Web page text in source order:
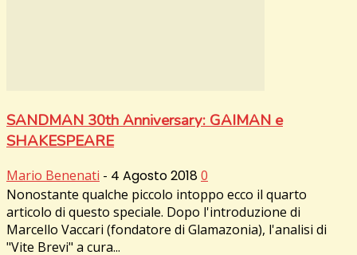
SANDMAN 30th Anniversary: GAIMAN e
SHAKESPEARE
Mario Benenati - 4 Agosto 20180
Nonostante qualche piccolo intoppo ecco il quarto
articolo di questo speciale. Dopo l'introduzione di
Marcello Vaccari (fondatore di Glamazonia), l'analisi di
"Vite Brevi" a cura...